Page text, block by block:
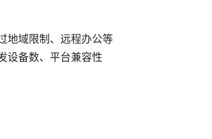
地域限制、远程办公等
设备数、平台兼容性